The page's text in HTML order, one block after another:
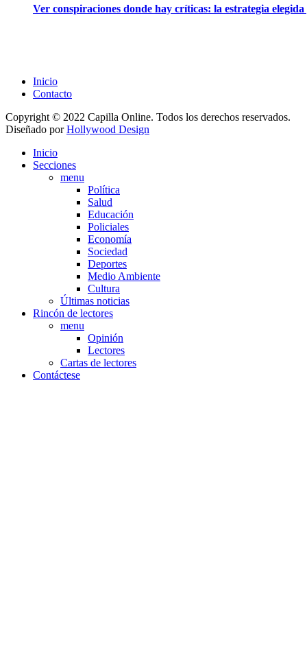
Ver conspiraciones donde hay críticas: la estrategia
Inicio
Contacto
Copyright © 2022 Capilla Online. Todos los derechos reservados.
Diseñado porHollywood Design
Inicio
Secciones
menu
Política
Salud
Educación
Policiales
Economía
Sociedad
Deportes
Medio Ambiente
Cultura
Últimas noticias
Rincón de lectores
menu
Opinión
Lectores
Cartas de lectores
Contáctese